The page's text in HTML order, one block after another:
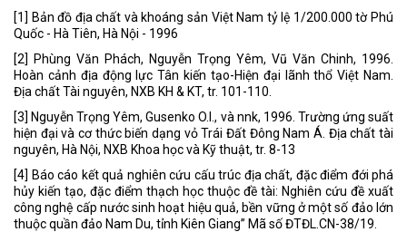
[1] Bản đồ địa chất và khoáng sản Việt Nam tỷ lệ 1/200.000 tờ Phú
Quốc - Hà Tiên, Hà Nội - 1996
[2] Phùng Văn Phách, Nguyễn Trọng Yêm, Vũ Văn Chinh, 1996.
Hoàn cảnh địa động lực Tân kiến tạo-Hiện đại lãnh thổ Việt Nam.
Địa chất Tài nguyên, NXB KH & KT, tr. 101-110.
[3] Nguyễn Trọng Yêm, Gusenko O.I., và nnk, 1996. Trường ứng suất
hiện đại và cơ thức biến dạng vỏ Trái Đất Đông Nam Á. Địa chất tài
nguyên, Hà Nội, NXB Khoa học và Kỹ thuật, tr. 8-13
[4] Báo cáo kết quả nghiên cứu cấu trúc địa chất, đặc điểm đới phá
hủy kiến tạo, đặc điểm thạch học thuộc đề tài: Nghiên cứu đề xuất
công nghệ cấp nước sinh hoạt hiệu quả, bền vững ở một số đảo lớn
thuộc quần đảo Nam Du, tỉnh Kiên Giang” Mã số ĐTĐL.CN-38/19.